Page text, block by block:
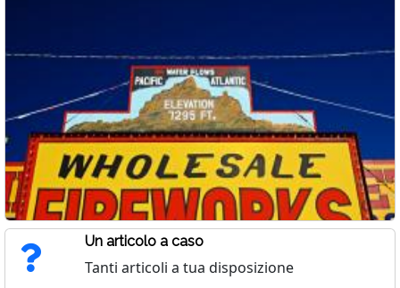
Un articolo a caso
Tanti articoli a tua disposizione